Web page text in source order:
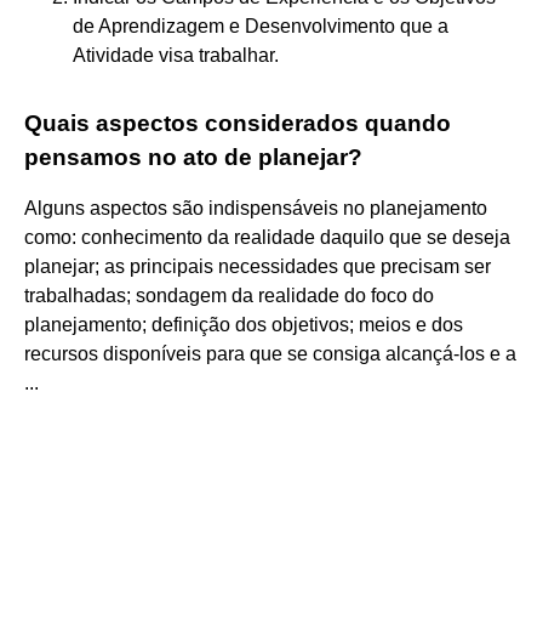
de Aprendizagem e Desenvolvimento que a
Atividade visa trabalhar.
Quais aspectos considerados quando
pensamos no ato de planejar?
Alguns aspectos são indispensáveis no planejamento
como: conhecimento da realidade daquilo que se deseja
planejar; as principais necessidades que precisam ser
trabalhadas; sondagem da realidade do foco do
planejamento; definição dos objetivos; meios e dos
recursos disponíveis para que se consiga alcançá-los e a
...